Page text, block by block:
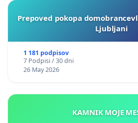
Prepoved pokopa
Ljubljani
1 181 podpisov
7 Podpisi / 30 dni
26 May 2026
KAMNIK